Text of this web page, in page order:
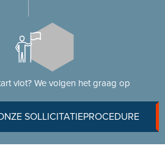
vlot? We volgen het graag op
SOLLICITATIEPROCEDURE